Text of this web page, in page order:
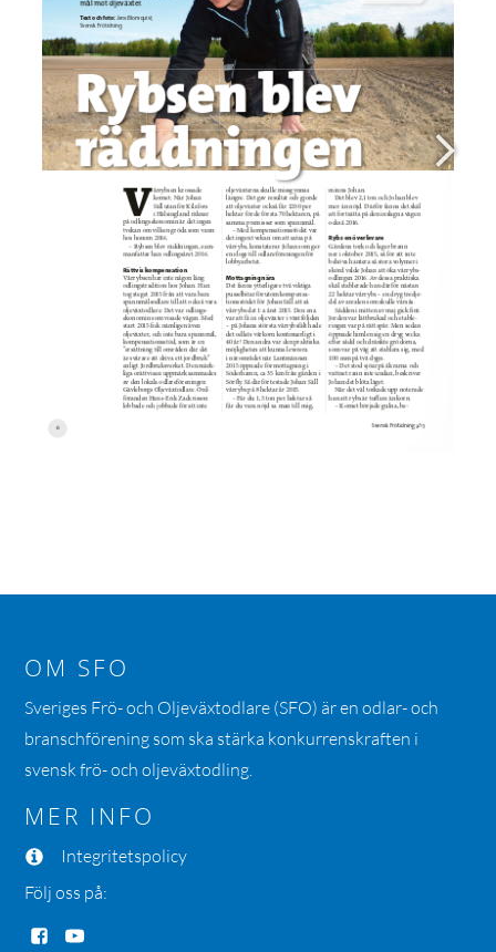
OM SFO
Sveriges Frö- och Oljeväxtodlare (SFO) är en odlar- och
branschförening som ska stärka konkurrenskraften i
svensk frö- och oljeväxtodling.
MER INFO
Integritetspolicy
Följ oss på: